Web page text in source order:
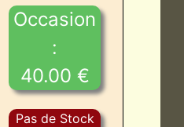
Occasion
:
40.00 €
Pas de Stock